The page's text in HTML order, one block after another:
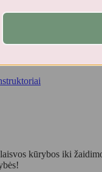
480 3in1"
kūrybos iki